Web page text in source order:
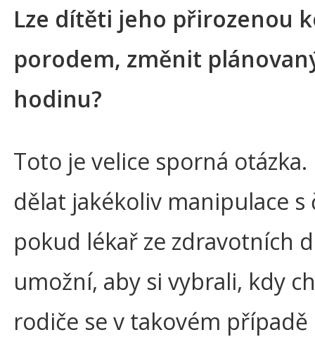
Lze dítěti jeho přirozenou
porodem, změnit
hodinu?
Toto je velice sporná
dělat jakékoliv manipulace s
pokud lékař ze zdravotních
umožní, aby si vybrali, kdy
rodiče se v takovém